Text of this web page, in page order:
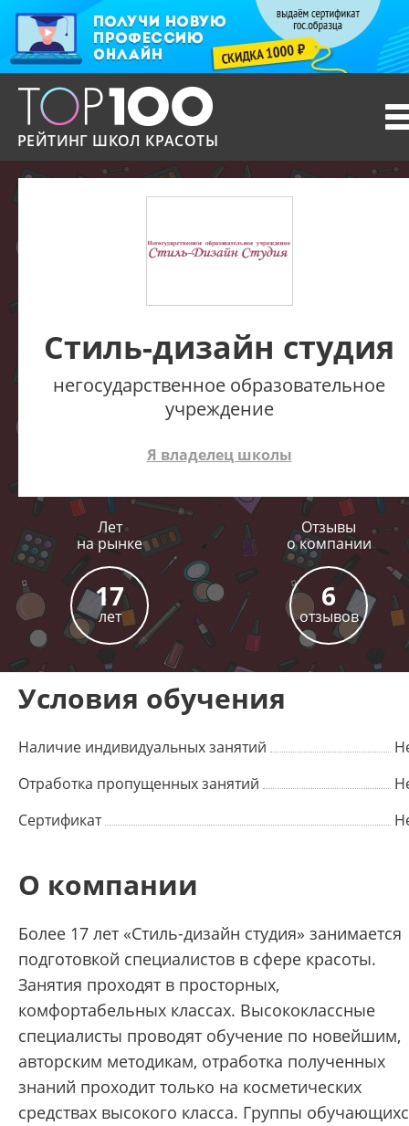
РЕЙТИНГ ШКОЛ КРАСОТЫ
Стиль-дизайн студия
негосударственное образовательное
учреждение
Я владелец школы
Лет
на рынке
17
лет
Отзывы
о компании
6
отзывов
Условия обучения
Наличие индивидуальных занятий
Отработка пропущенных занятий
Сертификат
О компании
Более 17 лет «Стиль-дизайн студия» занимается
подготовкой специалистов в сфере красоты.
Занятия проходят в просторных,
комфортабельных классах. Высококлассные
специалисты проводят обучение по новейшим,
авторским методикам, отработка полученных
знаний проходит только на косметических
средствах высокого класса. Группы